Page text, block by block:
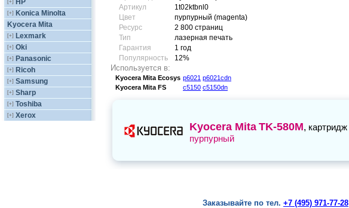
[+] HP
[+] Konica Minolta
Kyocera Mita
[+] Lexmark
[+] Oki
[+] Panasonic
[+] Ricoh
[+] Samsung
[+] Sharp
[+] Toshiba
[+] Xerox
Артикул
1t02ktbnl0
Цвет
пурпурный (magenta)
Ресурс
2 800 страниц
Тип
лазерная печать
Гарантия
1 год
Популярность
12%
Используется в:
Kyocera Mita Ecosys p6021 p6021cdn
Kyocera Mita FS c5150 c5150dn
Kyocera Mita TK-580M, картридж
пурпурный
Заказывайте по тел. +7 (495) 971-77-28